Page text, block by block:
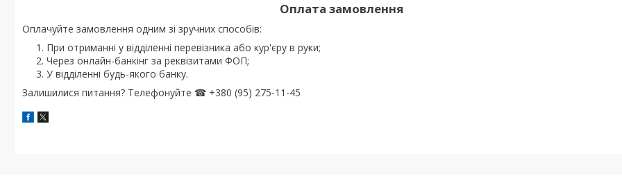
Оплата замовлення
Оплачуйте замовлення одним зі зручних способів:
При отриманні у відділенні перевізника або кур'єру в руки;
Через онлайн-банкінг за реквізитами ФОП;
У відділенні будь-якого банку.
Залишилися питання? Телефонуйте ☎ +380 (95) 275-11-45